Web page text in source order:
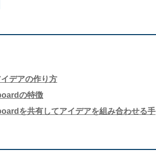
デアの作り方
の特徴
を共有してアイデアを組み合わせる手